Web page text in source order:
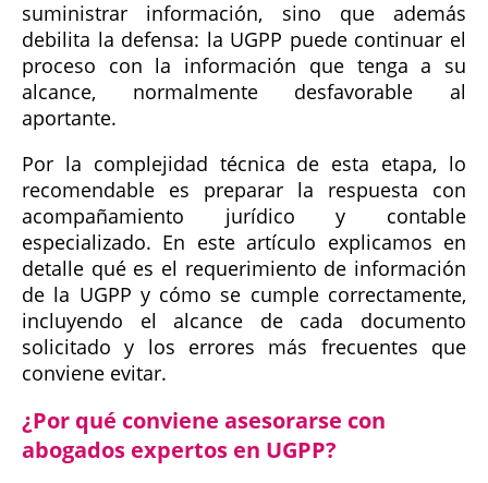
suministrar información, sino que además
debilita la defensa: la UGPP puede continuar el
proceso con la información que tenga a su
alcance, normalmente desfavorable al
aportante.
Por la complejidad técnica de esta etapa, lo
recomendable es preparar la respuesta con
acompañamiento jurídico y contable
especializado. En este artículo explicamos en
detalle qué es el requerimiento de información
de la UGPP y cómo se cumple correctamente,
incluyendo el alcance de cada documento
solicitado y los errores más frecuentes que
conviene evitar.
¿Por qué conviene asesorarse con
abogados expertos en UGPP?